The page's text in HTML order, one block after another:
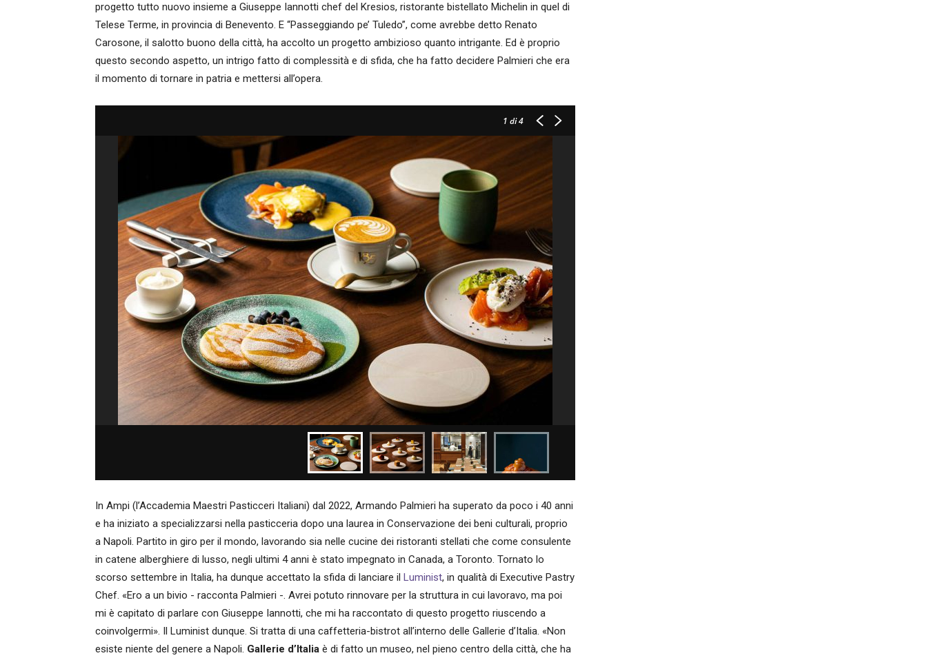
progetto tutto nuovo insieme a Giuseppe Iannotti chef del Kresios, ristorante bistellato Michelin in quel di
Telese Terme, in provincia di Benevento. E “Passeggiando pe’ Tuledo”, come avrebbe detto Renato
Carosone, il salotto buono della città, ha accolto un progetto ambizioso quanto intrigante. Ed è proprio
questo secondo aspetto, un intrigo fatto di complessità e di sfida, che ha fatto decidere Palmieri che era
il momento di tornare in patria e mettersi all’opera.
1 di 4
In Ampi (l’Accademia Maestri Pasticceri Italiani) dal 2022, Armando Palmieri ha superato da poco i 40 anni
e ha iniziato a specializzarsi nella pasticceria dopo una laurea in Conservazione dei beni culturali, proprio
a Napoli. Partito in giro per il mondo, lavorando sia nelle cucine dei ristoranti stellati che come consulente
in catene alberghiere di lusso, negli ultimi 4 anni è stato impegnato in Canada, a Toronto. Tornato lo
scorso settembre in Italia, ha dunque accettato la sfida di lanciare il Luminist, in qualità di Executive Pastry
Chef. «Ero a un bivio - racconta Palmieri -. Avrei potuto rinnovare per la struttura in cui lavoravo, ma poi
mi è capitato di parlare con Giuseppe Iannotti, che mi ha raccontato di questo progetto riuscendo a
coinvolgermi». Il Luminist dunque. Si tratta di una caffetteria-bistrot all’interno delle Gallerie d’Italia. «Non
esiste niente del genere a Napoli. Gallerie d’Italia è di fatto un museo, nel pieno centro della città, che ha